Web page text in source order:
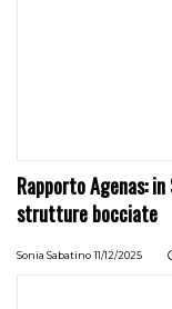
Rapporto Agenas:
strutture bocciate
Sonia Sabatino 11/12/2025